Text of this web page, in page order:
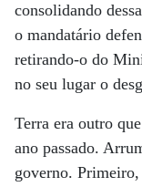
consolidando
o mandatário
retirando-o do
no seu lugar o
Terra era outro
ano passado.
governo.